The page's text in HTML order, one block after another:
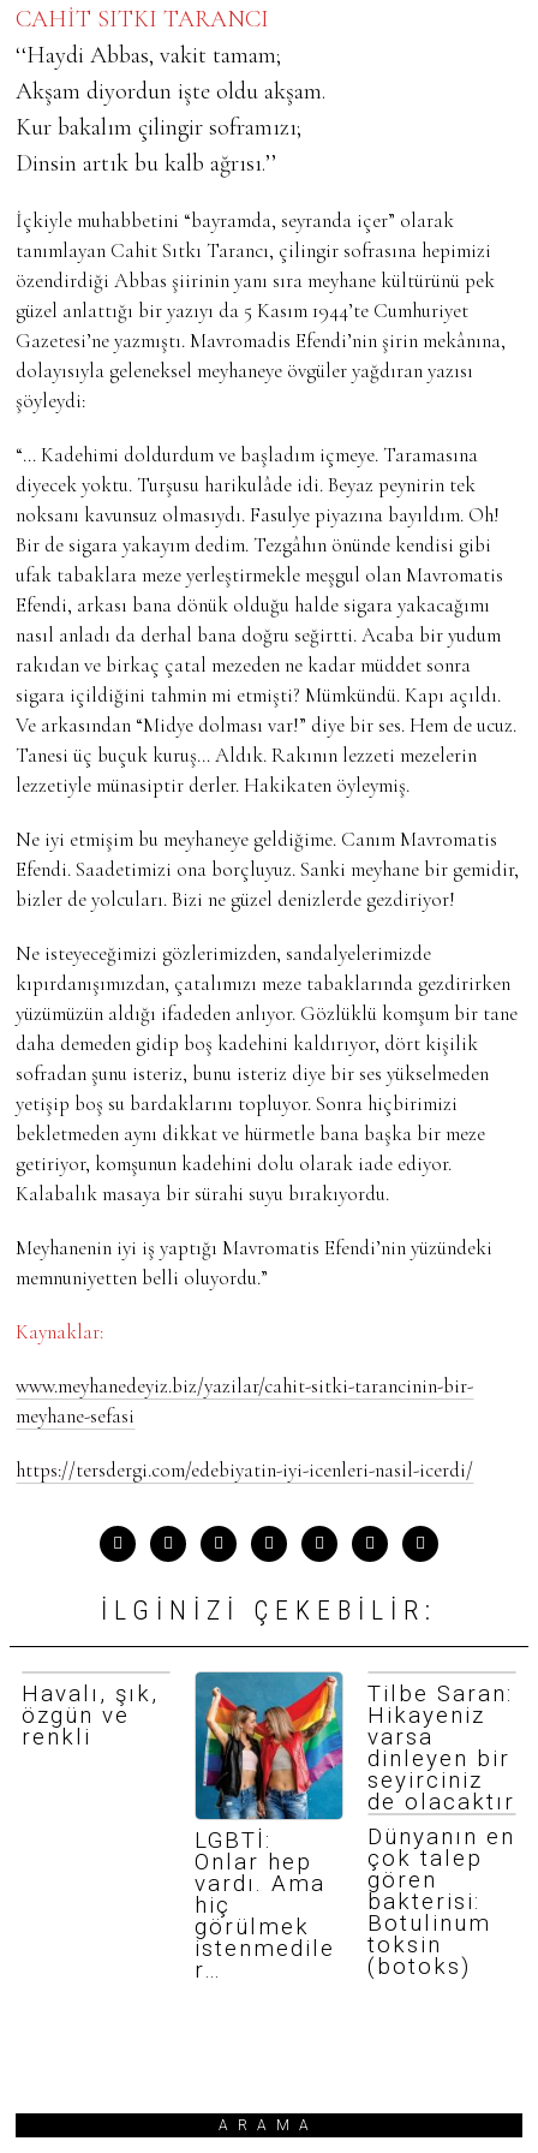
CAHİT SITKI TARANCI
‘‘Haydi Abbas, vakit tamam;
Akşam diyordun işte oldu akşam.
Kur bakalım çilingir soframızı;
Dinsin artık bu kalb ağrısı.’’
İçkiyle muhabbetini “bayramda, seyranda içer” olarak
tanımlayan Cahit Sıtkı Tarancı, çilingir sofrasına hepimizi
özendirdiği Abbas şiirinin yanı sıra meyhane kültürünü pek
güzel anlattığı bir yazıyı da 5 Kasım 1944’te Cumhuriyet
Gazetesi’ne yazmıştı. Mavromadis Efendi’nin şirin mekânına,
dolayısıyla geleneksel meyhaneye övgüler yağdıran yazısı
şöyleydi:
“… Kadehimi doldurdum ve başladım içmeye. Taramasına
diyecek yoktu. Turşusu harikulâde idi. Beyaz peynirin tek
noksanı kavunsuz olmasıydı. Fasulye piyazına bayıldım. Oh!
Bir de sigara yakayım dedim. Tezgâhın önünde kendisi gibi
ufak tabaklara meze yerleştirmekle meşgul olan Mavromatis
Efendi, arkası bana dönük olduğu halde sigara yakacağımı
nasıl anladı da derhal bana doğru seğirtti. Acaba bir yudum
rakıdan ve birkaç çatal mezeden ne kadar müddet sonra
sigara içildiğini tahmin mi etmişti? Mümkündü. Kapı açıldı.
Ve arkasından “Midye dolması var!” diye bir ses. Hem de ucuz.
Tanesi üç buçuk kuruş… Aldık. Rakının lezzeti mezelerin
lezzetiyle münasiptir derler. Hakikaten öyleymiş.
Ne iyi etmişim bu meyhaneye geldiğime. Canım Mavromatis
Efendi. Saadetimizi ona borçluyuz. Sanki meyhane bir gemidir,
bizler de yolcuları. Bizi ne güzel denizlerde gezdiriyor!
Ne isteyeceğimizi gözlerimizden, sandalyelerimizde
kıpırdanışımızdan, çatalımızı meze tabaklarında gezdirirken
yüzümüzün aldığı ifadeden anlıyor. Gözlüklü komşum bir tane
daha demeden gidip boş kadehini kaldırıyor, dört kişilik
sofradan şunu isteriz, bunu isteriz diye bir ses yükselmeden
yetişip boş su bardaklarını topluyor. Sonra hiçbirimizi
bekletmeden aynı dikkat ve hürmetle bana başka bir meze
getiriyor, komşunun kadehini dolu olarak iade ediyor.
Kalabalık masaya bir sürahi suyu bırakıyordu.
Meyhanenin iyi iş yaptığı Mavromatis Efendi’nin yüzündeki
memnuniyetten belli oluyordu.”
Kaynaklar:
www.meyhanedeyiz.biz/yazilar/cahit-sitki-tarancinin-bir-
meyhane-sefasi
https://tersdergi.com/edebiyatin-iyi-icenleri-nasil-icerdi/
İLGINIZI ÇEKEBILIR:
Havalı, şık,
özgün ve
renkli
LGBTİ:
Onlar hep
vardı. Ama
hiç
görülmek
istenmedile
r…
Tilbe Saran:
Hikayeniz
varsa
dinleyen bir
seyirciniz
de olacaktır
Dünyanın en
çok talep
gören
bakterisi:
Botulinum
toksin
(botoks)
ARAMA